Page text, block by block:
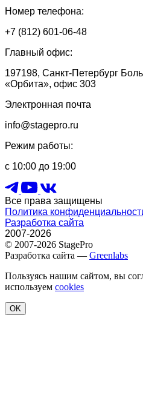
Номер телефона:
+7 (812) 601-06-48
Главный офис:
197198, Санкт-Петербург
«Орбита», офис 303
Электронная почта
info@stagepro.ru
Режим работы:
с 10:00 до 19:00
Все права защищены
Политика
Разработка сайта
2007-2026
© 2007-2026 StagePro
Разработка сайта — Greenlabs
Пользуясь нашим сайтом, вы
используем cookies
OK